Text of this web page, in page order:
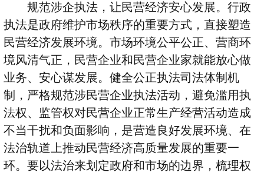
规范涉企执法，让民营经济安心发展。行政
执法是政府维护市场秩序的重要方式，直接塑造
民营经济发展环境。市场环境公平公正、营商环
境风清气正，民营企业和民营企业家就能放心做
业务、安心谋发展。健全公正执法司法体制机
制，严格规范涉民营企业执法活动，避免滥用执
法权、监管权对民营企业正常生产经营活动造成
不当干扰和负面影响，是营造良好发展环境、在
法治轨道上推动民营经济高质量发展的重要一
环。要以法治来划定政府和市场的边界，梳理权